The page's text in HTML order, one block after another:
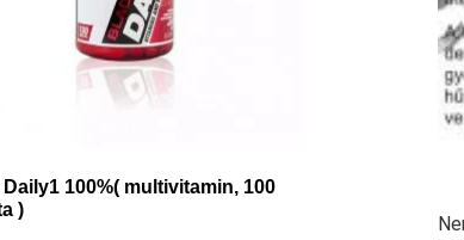
Daily1 100%( multivitamin, 100
)